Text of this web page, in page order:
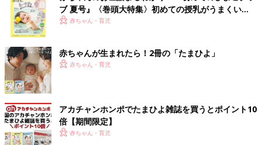
ブ 夏号』〈巻頭大特集〉初めての授乳がうまくい
く！ おっぱい・ミルクの基本と夏のトラブル 解決テ
赤ちゃん・育児
赤ちゃんが生まれたら！2冊の「たまひよ」
赤ちゃん・育児
アカチャンホンポでたまひよ雑誌を買うとポイント10
倍【期間限定】
赤ちゃん・育児